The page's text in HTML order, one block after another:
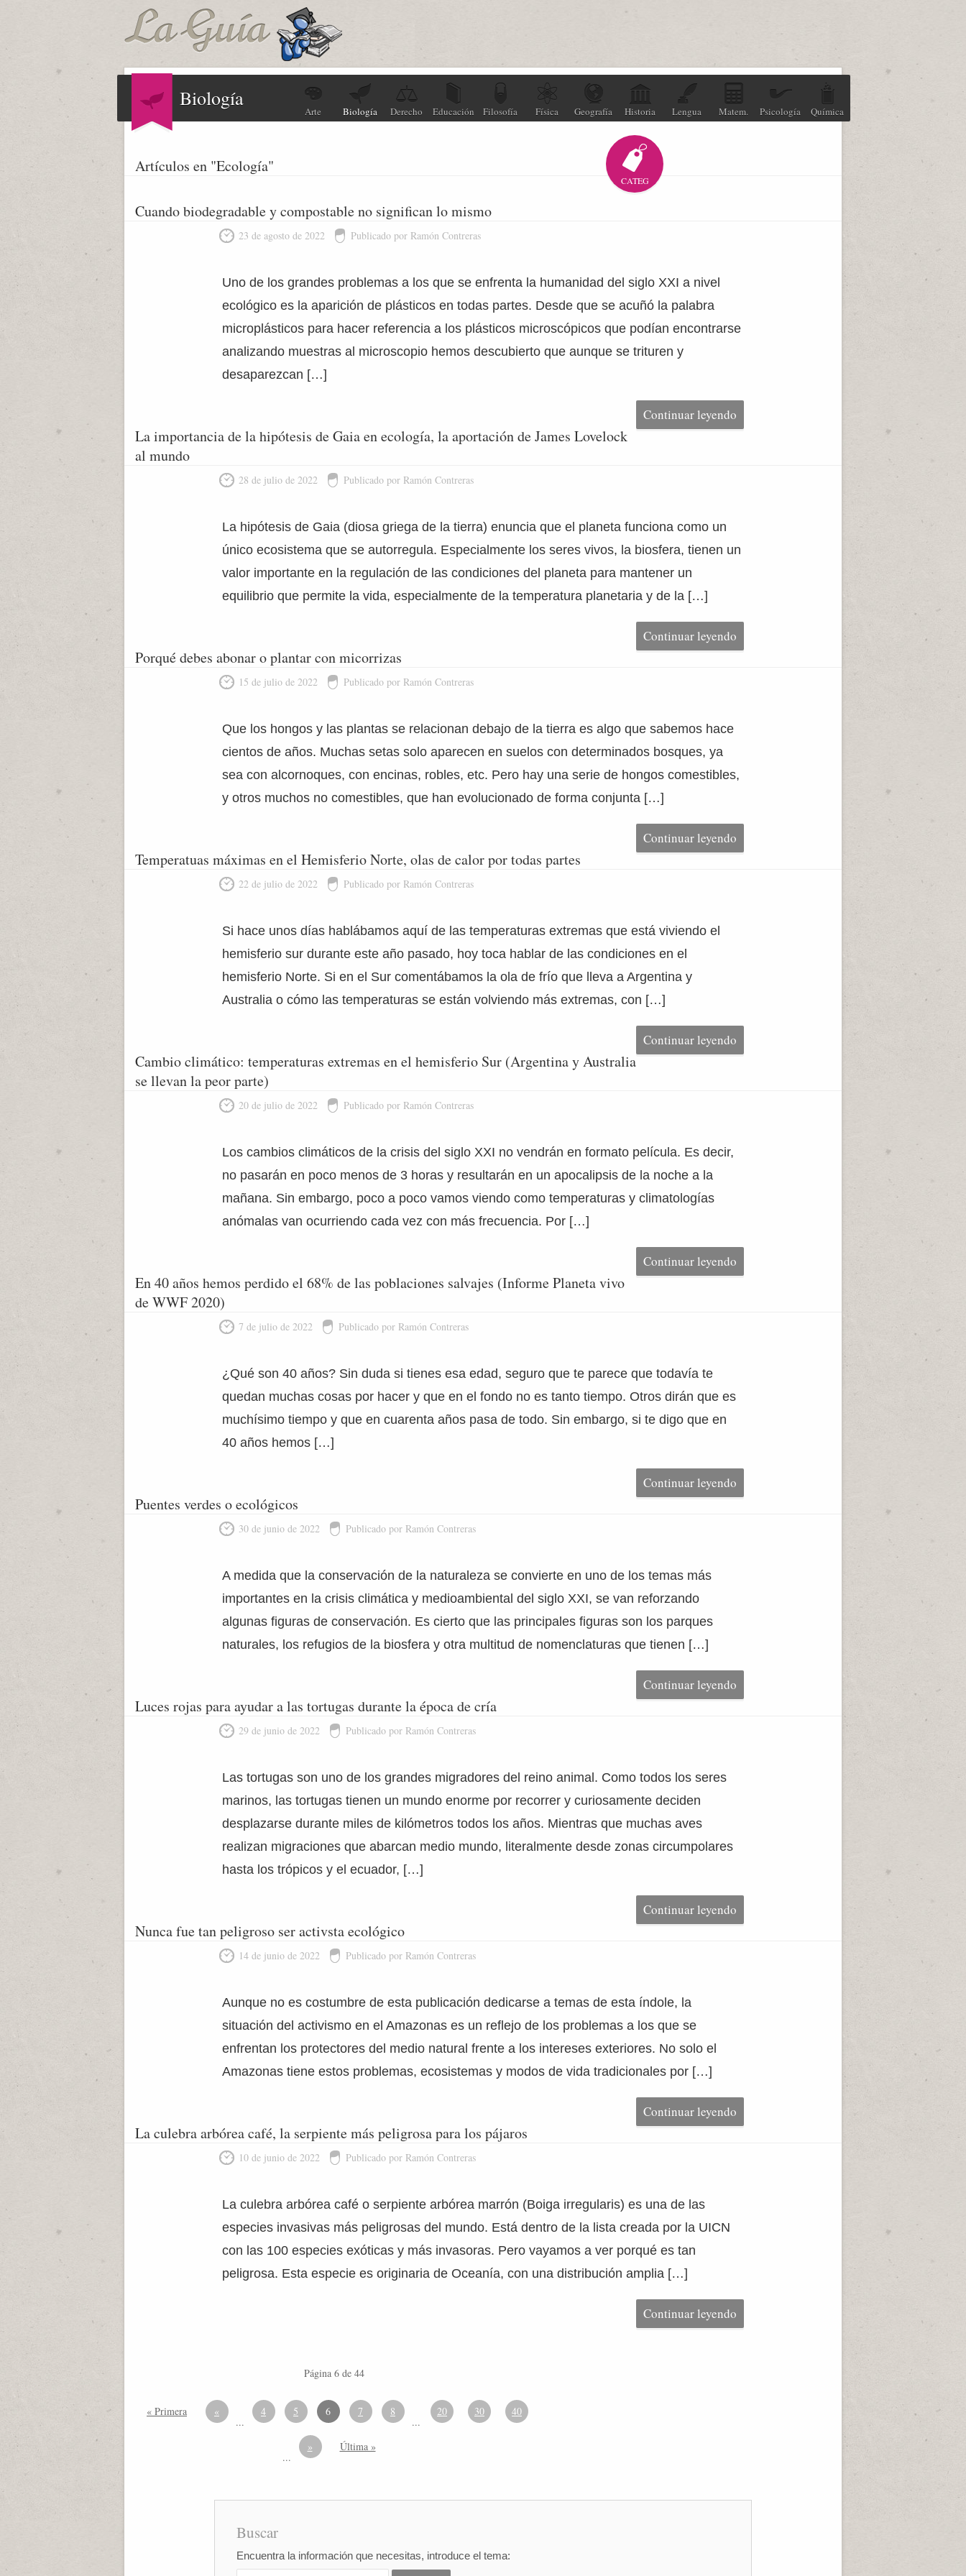
Biología
Arte Biología Derecho Educación Filosofía Física Geografía Historia Lengua Matem. Psicología Química
Artículos en "Ecología"
CATEG
Cuando biodegradable y compostable no significan lo mismo
23 de agosto de 2022 Publicado por Ramón Contreras
Uno de los grandes problemas a los que se enfrenta la humanidad del siglo XXI a nivel
ecológico es la aparición de plásticos en todas partes. Desde que se acuñó la palabra
microplásticos para hacer referencia a los plásticos microscópicos que podían encontrarse
analizando muestras al microscopio hemos descubierto que aunque se trituren y
desaparezcan […]
Continuar leyendo
La importancia de la hipótesis de Gaia en ecología, la aportación de James Lovelock
al mundo
28 de julio de 2022 Publicado por Ramón Contreras
La hipótesis de Gaia (diosa griega de la tierra) enuncia que el planeta funciona como un
único ecosistema que se autorregula. Especialmente los seres vivos, la biosfera, tienen un
valor importante en la regulación de las condiciones del planeta para mantener un
equilibrio que permite la vida, especialmente de la temperatura planetaria y de la […]
Continuar leyendo
Porqué debes abonar o plantar con micorrizas
15 de julio de 2022 Publicado por Ramón Contreras
Que los hongos y las plantas se relacionan debajo de la tierra es algo que sabemos hace
cientos de años. Muchas setas solo aparecen en suelos con determinados bosques, ya
sea con alcornoques, con encinas, robles, etc. Pero hay una serie de hongos comestibles,
y otros muchos no comestibles, que han evolucionado de forma conjunta […]
Continuar leyendo
Temperatuas máximas en el Hemisferio Norte, olas de calor por todas partes
22 de julio de 2022 Publicado por Ramón Contreras
Si hace unos días hablábamos aquí de las temperaturas extremas que está viviendo el
hemisferio sur durante este año pasado, hoy toca hablar de las condiciones en el
hemisferio Norte. Si en el Sur comentábamos la ola de frío que lleva a Argentina y
Australia o cómo las temperaturas se están volviendo más extremas, con […]
Continuar leyendo
Cambio climático: temperaturas extremas en el hemisferio Sur (Argentina y Australia
se llevan la peor parte)
20 de julio de 2022 Publicado por Ramón Contreras
Los cambios climáticos de la crisis del siglo XXI no vendrán en formato película. Es decir,
no pasarán en poco menos de 3 horas y resultarán en un apocalipsis de la noche a la
mañana. Sin embargo, poco a poco vamos viendo como temperaturas y climatologías
anómalas van ocurriendo cada vez con más frecuencia. Por […]
Continuar leyendo
En 40 años hemos perdido el 68% de las poblaciones salvajes (Informe Planeta vivo
de WWF 2020)
7 de julio de 2022 Publicado por Ramón Contreras
¿Qué son 40 años? Sin duda si tienes esa edad, seguro que te parece que todavía te
quedan muchas cosas por hacer y que en el fondo no es tanto tiempo. Otros dirán que es
muchísimo tiempo y que en cuarenta años pasa de todo. Sin embargo, si te digo que en
40 años hemos […]
Continuar leyendo
Puentes verdes o ecológicos
30 de junio de 2022 Publicado por Ramón Contreras
A medida que la conservación de la naturaleza se convierte en uno de los temas más
importantes en la crisis climática y medioambiental del siglo XXI, se van reforzando
algunas figuras de conservación. Es cierto que las principales figuras son los parques
naturales, los refugios de la biosfera y otra multitud de nomenclaturas que tienen […]
Continuar leyendo
Luces rojas para ayudar a las tortugas durante la época de cría
29 de junio de 2022 Publicado por Ramón Contreras
Las tortugas son uno de los grandes migradores del reino animal. Como todos los seres
marinos, las tortugas tienen un mundo enorme por recorrer y curiosamente deciden
desplazarse durante miles de kilómetros todos los años. Mientras que muchas aves
realizan migraciones que abarcan medio mundo, literalmente desde zonas circumpolares
hasta los trópicos y el ecuador, […]
Continuar leyendo
Nunca fue tan peligroso ser activsta ecológico
14 de junio de 2022 Publicado por Ramón Contreras
Aunque no es costumbre de esta publicación dedicarse a temas de esta índole, la
situación del activismo en el Amazonas es un reflejo de los problemas a los que se
enfrentan los protectores del medio natural frente a los intereses exteriores. No solo el
Amazonas tiene estos problemas, ecosistemas y modos de vida tradicionales por […]
Continuar leyendo
La culebra arbórea café, la serpiente más peligrosa para los pájaros
10 de junio de 2022 Publicado por Ramón Contreras
La culebra arbórea café o serpiente arbórea marrón (Boiga irregularis) es una de las
especies invasivas más peligrosas del mundo. Está dentro de la lista creada por la UICN
con las 100 especies exóticas y más invasoras. Pero vayamos a ver porqué es tan
peligrosa. Esta especie es originaria de Oceanía, con una distribución amplia […]
Continuar leyendo
Página 6 de 44
« Primera «
...
4 5 6 7 8
...
20 30 40
...
» Última »
Buscar
Encuentra la información que necesitas, introduce el tema: